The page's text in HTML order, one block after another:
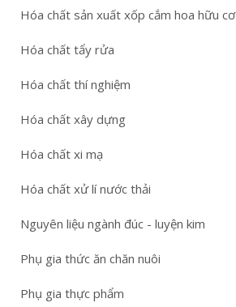
Hóa chất sản xuất xốp cắm hoa hữu cơ
Hóa chất tẩy rửa
Hóa chất thí nghiệm
Hóa chất xây dựng
Hóa chất xi mạ
Hóa chất xử lí nước thải
Nguyên liệu ngành đúc - luyện kim
Phụ gia thức ăn chăn nuôi
Phụ gia thực phẩm